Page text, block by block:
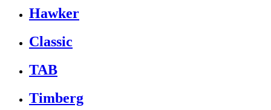
Hawker
Classic
TAB
Timberg